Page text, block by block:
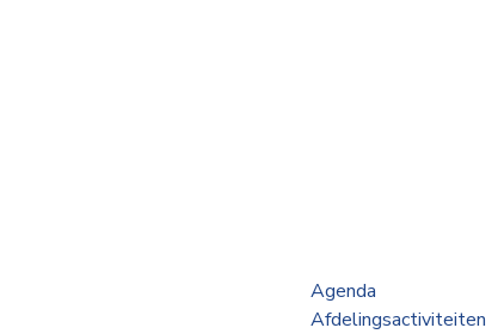
Agenda
Afdelingsactiviteiten